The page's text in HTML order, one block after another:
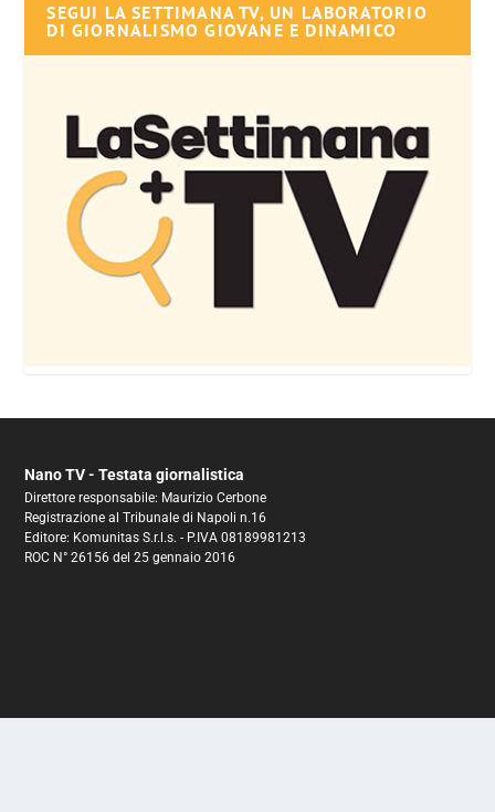
SEGUI LA SETTIMANA TV, UN LABORATORIO
DI GIORNALISMO GIOVANE E DINAMICO
Nano TV - Testata giornalistica
Direttore responsabile: Maurizio Cerbone
Registrazione al Tribunale di Napoli n.16
Editore: Komunitas S.r.l.s. - P.IVA 08189981213
ROC N° 26156 del 25 gennaio 2016